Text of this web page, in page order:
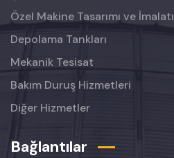
Özel Makine Tasarımı ve İmalatı
Depolama Tankları
Mekanik Tesisat
Bakım Duruş Hizmetleri
Diğer Hizmetler
Bağlantılar